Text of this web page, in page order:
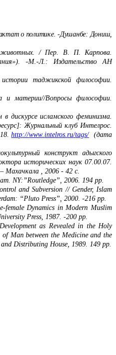
о политике. -Душанбе: Дониш,
животных. / Пер. В. П. Карпова.
-М.-Л.: Издательство АН
таджикской философии.
и материи//Вопросы философии.
дискурсе исламского феминизма.
Журнальный клуб Интелрос.
http://www.intelros.ru/tags/(дата
конструкт адыгского
исторических наук 07.00.07.
Махачкала , 2006 - 42 с.
NY:”Routledge”, 2006. 194 pp.
and Subversion // Gender, Islam
“Pluto Press”, 2000. -216 pp.
female Dynamics in Modern Muslim
Press, 1987. -200 pp.
as Revealed in the Holy
Man between the Medicine and the
Distributing House, 1989. 149 pp.